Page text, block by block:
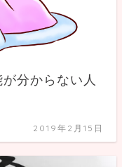
分からない人
2019年2月15日